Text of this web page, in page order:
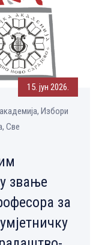
15. јун 2026.
Избори
Све
звање
за